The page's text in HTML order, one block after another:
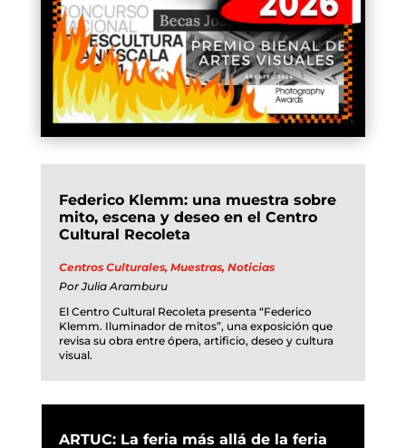
Federico Klemm: una muestra sobre
mito, escena y deseo en el Centro
Cultural Recoleta
Centros Culturales, Muestras, Noticias
PorJulia Aramburu
El Centro Cultural Recoleta presenta “Federico
Klemm. Iluminador de mitos”, una exposición que
revisa su obra entre ópera, artificio, deseo y cultura
visual.
ARTUC: La feria más allá de la feria